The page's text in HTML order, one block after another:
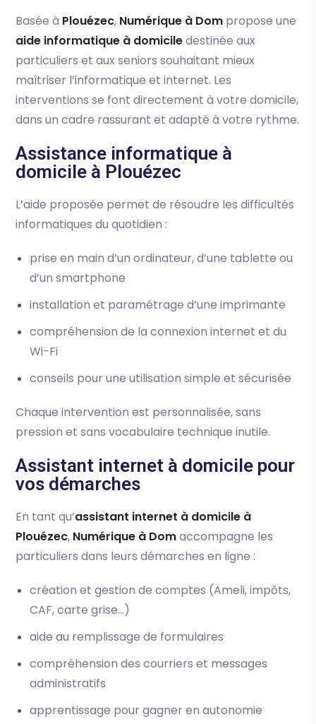
Basée à Plouézec, Numérique à Dom propose une
aide informatique à domiciledestinée aux
particuliers et aux seniors souhaitant mieux
maîtriser l’informatique et internet. Les
interventions se font directement à votre domicile,
dans un cadre rassurant et adapté à votre rythme.
Assistance informatique à
domicile à Plouézec
L’aide proposée permet de résoudre les difficultés
informatiques du quotidien :
prise en main d’un ordinateur, d’une tablette ou
d’un smartphone
installation et paramétrage d’une imprimante
compréhension de la connexion internet et du
Wi-Fi
conseils pour une utilisation simple et sécurisée
Chaque intervention est personnalisée, sans
pression et sans vocabulaire technique inutile.
Assistant internet à domicile pour
vos démarches
En tant qu’assistant internet à domicile à
Plouézec, Numérique à Domaccompagne les
particuliers dans leurs démarches en ligne :
création et gestion de comptes (Ameli, impôts,
CAF, carte grise…)
aide au remplissage de formulaires
compréhension des courriers et messages
administratifs
apprentissage pour gagner en autonomie